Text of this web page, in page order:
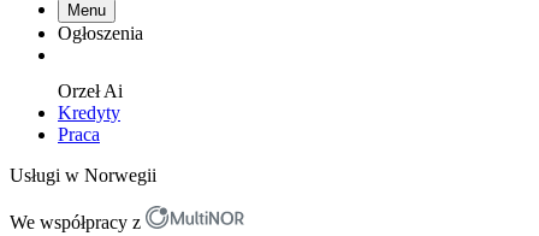
Menu
Ogłoszenia
OrzełAi
Kredyty
Praca
Usługi w Norwegii
We współpracy z